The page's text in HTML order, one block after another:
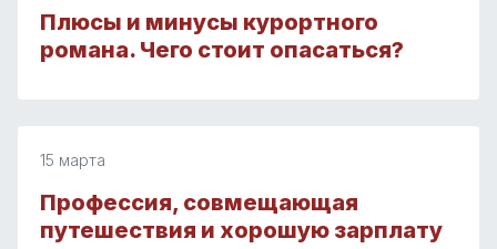
Плюсы и минусы курортного
романа. Чего стоит опасаться?
15 марта
Профессия, совмещающая
путешествия и хорошую зарплату